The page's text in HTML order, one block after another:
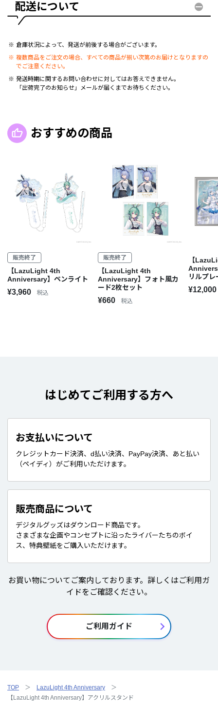
配送について
倉庫状況によって、発送が前後する場合がございます。
複数商品をご注文の場合、すべての商品が揃い次第のお届けとなりますの
でご注意ください。
発送時期に関するお問い合わせに対してはお答えできません。
「出荷完了のお知らせ」メールが届くまでお待ちください。
おすすめの商品
販売終了
【LazuLight 4th
Anniversary】ペンライト
¥3,960 税込
販売終了
【LazuLight 4th
Anniversary】フォト風カ
ード2枚セット
¥660 税込
【
リルプレ
はじめてご利用する方へ
お支払いについて
クレジットカード決済、d払い決済、PayPay決済、あと払い
（ペイディ）がご利用いただけます。
販売商品について
デジタルグッズはダウンロード商品です。
さまざまな企画やコンセプトに沿ったライバーたちのボイ
ス、特典壁紙をご購入いただけます。
お買い物についてご案内しております。詳しくはご利用ガ
イドをご確認ください。
ご利用ガイド
TOP
LazuLight 4th Anniversary
【LazuLight 4th Anniversary】アクリルスタンド